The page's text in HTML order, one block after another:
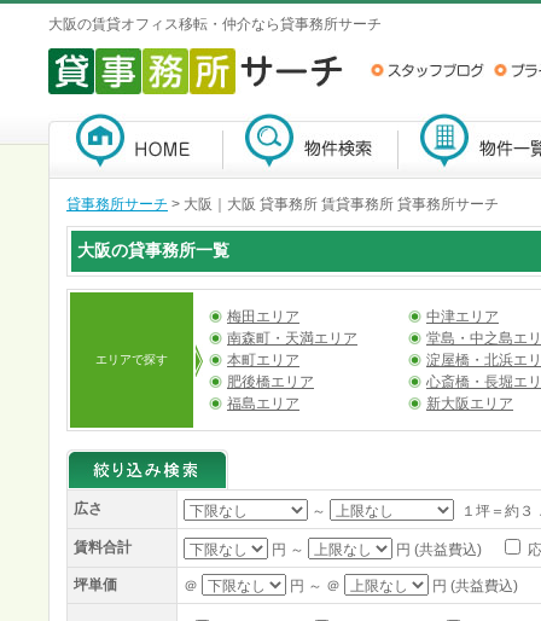
大阪の賃貸オフィス移転・仲介なら貸事務所サーチ
貸事務所サーチ > 大阪｜大阪 貸事務所 賃貸事務所 貸事務所サーチ
大阪の貸事務所一覧
エリアで探す
梅田エリア
中津エリア
南森町・天満エリア
堂島・中之島エ
本町エリア
淀屋橋・北浜エ
肥後橋エリア
心斎橋・長堀エ
福島エリア
新大阪エリア
広さ ～ １坪＝約３
賃料合計 円 ～ 円 (共益費込)
坪単価 ＠ 円 ～ ＠ 円 (共益費込)